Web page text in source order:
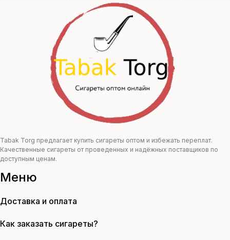
цена
составляла
120,00 ₽.
цена:
66,00 ₽.
Tabak Torg предлагает купить сигареты оптом и избежать переплат.
Качественные сигареты от проведенных и надёжных поставщиков по
доступным ценам.
Меню
Доставка и оплата
Как заказать сигареты?